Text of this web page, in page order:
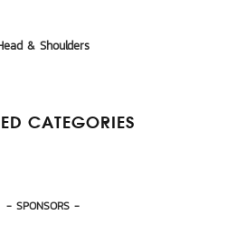
Hada Labo
Nivea
Za
& Shoulders
CATEGORIES
- SPONSORS -